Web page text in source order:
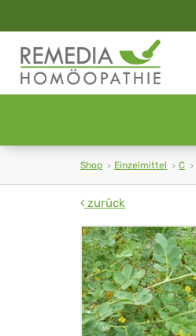
Shop Einzelmittel C
zurück